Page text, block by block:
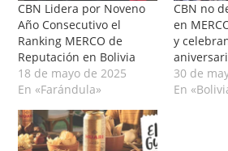
CBN Lidera por Noveno
Año Consecutivo el
Ranking MERCO de
Reputación en Bolivia
18 de mayo de 2025
En «Farándula»
CBN no
en
y
30 de
En